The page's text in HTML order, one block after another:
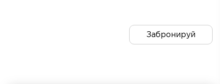
Забронируй